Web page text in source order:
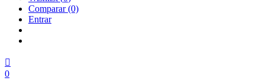
Comparar(0)
Entrar

0